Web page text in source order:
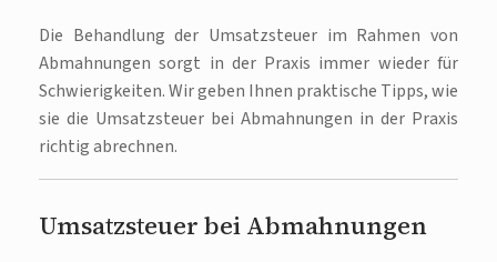
Die Behandlung der Umsatzsteuer im Rahmen von
Abmahnungen sorgt in der Praxis immer wieder für
Schwierigkeiten. Wir geben Ihnen praktische Tipps, wie
sie die Umsatzsteuer bei Abmahnungen in der Praxis
richtig abrechnen.
Umsatzsteuer bei Abmahnungen